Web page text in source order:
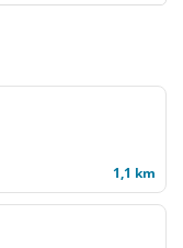
1,1 km